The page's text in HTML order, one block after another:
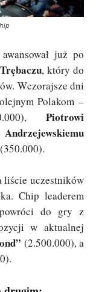
już po
, który do
Wczorajsze dni
Polakom –
Piotrowi
(350.000).
liście uczestników
Chip leaderem
do gry z
w aktualnej
(2.500.000), a